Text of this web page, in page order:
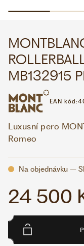
MB132915
EAN kód:
Luxusní pero
Romeo
Na objednávku –
24 500